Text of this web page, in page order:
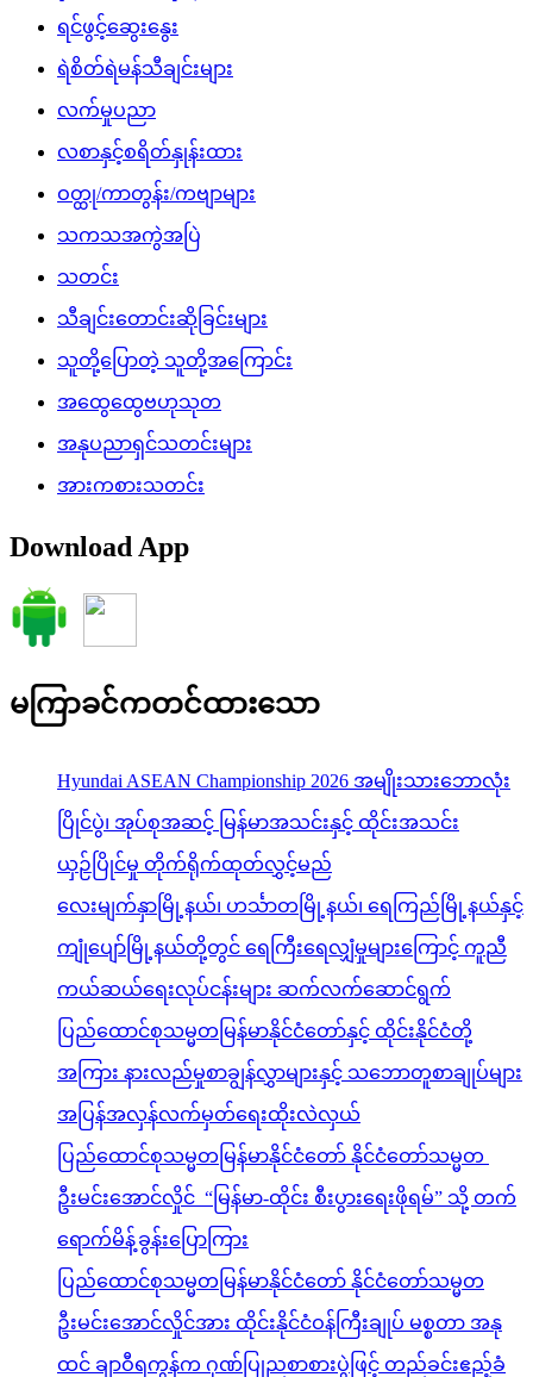
ရင်ဖွင့်ဆွေးနွေး
ရဲစိတ်ရဲမန်သီချင်းများ
လက်မှုပညာ
လစာနှင့်စရိတ်နှုန်းထား
ဝတ္ထု/ကာတွန်း/ကဗျာများ
သကသအကွဲအပြဲ
သတင်း
သီချင်းတောင်းဆိုခြင်းများ
သူတို့ပြောတဲ့ သူတို့အကြောင်း
အထွေထွေဗဟုသုတ
အနုပညာရှင်သတင်းများ
အားကစားသတင်း
Download App
မကြာခင်ကတင်ထားသော
Hyundai ASEAN Championship 2026 အမျိုးသားဘောလုံး
ပြိုင်ပွဲ၊ အုပ်စုအဆင့် မြန်မာအသင်းနှင့် ထိုင်းအသင်း
ယှဉ်ပြိုင်မှု တိုက်ရိုက်ထုတ်လွှင့်မည်
လေးမျက်နှာမြို့နယ်၊ ဟင်္သာတမြို့နယ်၊ ရေကြည်မြို့နယ်နှင့်
ကျုံပျော်မြို့နယ်တို့တွင် ရေကြီးရေလျှံမှုများကြောင့် ကူညီ
ကယ်ဆယ်ရေးလုပ်ငန်းများ ဆက်လက်ဆောင်ရွက်
ပြည်ထောင်စုသမ္မတမြန်မာနိုင်ငံတော်နှင့် ထိုင်းနိုင်ငံတို့
အကြား နားလည်မှုစာချွန်လွှာများနှင့် သဘောတူစာချုပ်များ
အပြန်အလှန်လက်မှတ်ရေးထိုးလဲလှယ်
ပြည်ထောင်စုသမ္မတမြန်မာနိုင်ငံတော် နိုင်ငံတော်သမ္မတ
ဦးမင်းအောင်လှိုင် “မြန်မာ-ထိုင်း စီးပွားရေးဖိုရမ်” သို့ တက်
ရောက်မိန့်ခွန်းပြောကြား
ပြည်ထောင်စုသမ္မတမြန်မာနိုင်ငံတော် နိုင်ငံတော်သမ္မတ
ဦးမင်းအောင်လှိုင်အား ထိုင်းနိုင်ငံဝန်ကြီးချုပ် မစ္စတာ အနု
ထင် ချာဝီရကွန်က ဂုဏ်ပြုညစာစားပွဲဖြင့် တည်ခင်းဧည့်ခံ